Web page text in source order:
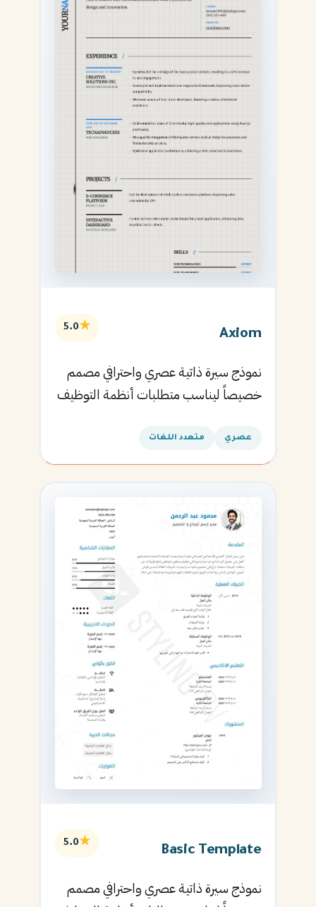
Axiom
★
5.0
نموذج سيرة ذاتية عصري واحترافي مصمم
خصيصاً ليناسب متطلبات أنظمة التوظيف
القادمة.
عصري متعدد اللغات
Basic Template
★
5.0
نموذج سيرة ذاتية عصري واحترافي مصمم